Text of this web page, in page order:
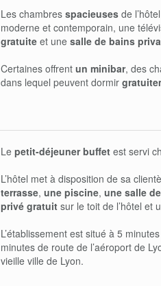
Les chambres spacieuses de
moderne et contemporain, une
gratuite et une salle de bains
Certaines offrent un minibar, des
dans lequel peuvent dormir
Le petit-déjeuner buffet est servi
L’hôtel met à disposition de sa
terrasse, une piscine, une salle
privé gratuit sur le toit de l’hôtel et
L’établissement est situé à 5
minutes de route de l’aéroport de
vieille ville de Lyon.